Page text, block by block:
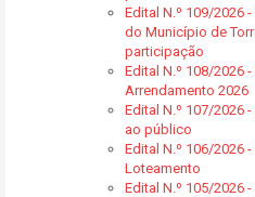
Edital N.º 109/2026
do Município de
participação
Edital N.º 108/2026
Arrendamento 2026
Edital N.º 107/2026
ao público
Edital N.º 106/2026
Loteamento
Edital N.º 105/2026